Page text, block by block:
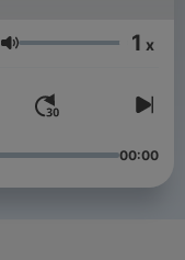
Lautstärke 1 x
00:00